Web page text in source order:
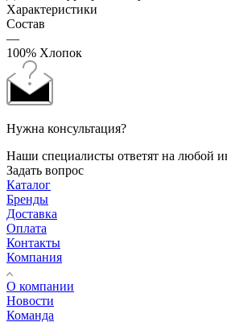
Характеристики
Состав
—
100% Хлопок
Нужна консультация?
Наши специалисты ответят на любой
Задать вопрос
Каталог
Бренды
Доставка
Оплата
Контакты
Компания
О компании
Новости
Команда